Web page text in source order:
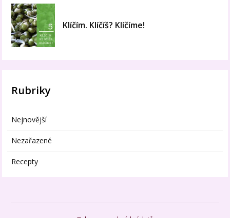
Klíčím. Klíčíš? Klíčíme!
Rubriky
Nejnovější
Nezařazené
Recepty